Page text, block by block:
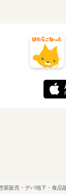
菜販売・デパ地下・食品